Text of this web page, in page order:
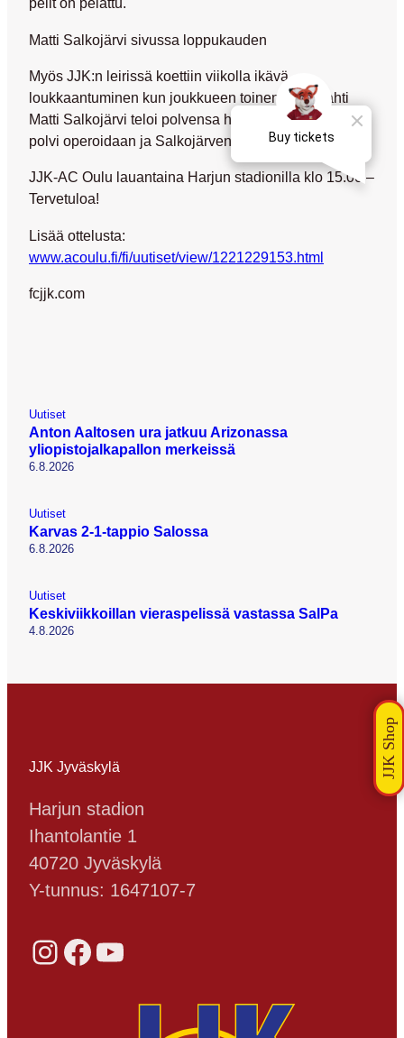
Matti Salkojärvi sivussa loppukauden
Myös JJK:n leirissä koettiin viikolla ikävä
loukkaantuminen kun joukkueen toinen maalivahti
Matti Salkojärvi teloi polvensa harjoituksissa niin että
polvi operoidaan ja Salkojärven kausi on ohi.
JJK-AC Oulu lauantaina Harjun stadionilla klo 15.00 –
Tervetuloa!
Lisää ottelusta:
www.acoulu.fi/fi/uutiset/view/1221229153.html
fcjjk.com
Uutiset
Anton Aaltosen ura jatkuu Arizonassa
yliopistojalkapallon merkeissä
6.8.2026
Uutiset
Karvas 2-1-tappio Salossa
6.8.2026
Uutiset
Keskiviikkoillan vieraspelissä vastassa SalPa
4.8.2026
JJK Jyväskylä
Harjun stadion
Ihantolantie 1
40720 Jyväskylä
Y-tunnus: 1647107-7
Instagram Facebook YouTube